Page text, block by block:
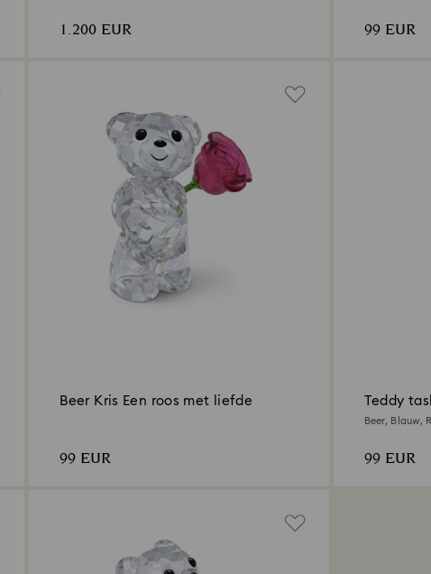
1.200 EUR 99 EUR
Beer Kris Een roos met liefde
99 EUR
Teddy
Beer, Blauw,
99 EUR